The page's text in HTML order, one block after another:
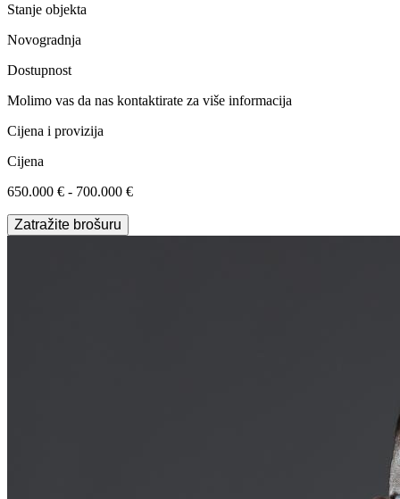
Stanje objekta
Novogradnja
Dostupnost
Molimo vas da nas kontaktirate za više informacija
Cijena i provizija
Cijena
650.000 € - 700.000 €
Zatražite brošuru